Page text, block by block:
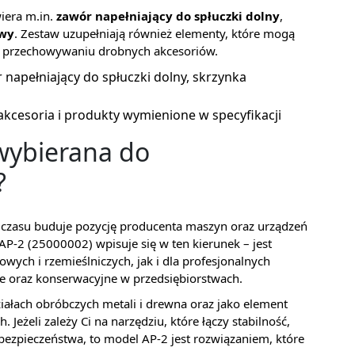
m.in. zawór napełniający do spłuczki dolny,
. Zestaw uzupełniają również elementy, które mogą
drobnych akcesoriów.
do spłuczki dolny, skrzynka
i produkty wymienione w specyfikacji
do
buduje pozycję producenta maszyn oraz urządzeń
2 (25000002) wpisuje się w ten kierunek – jest
i rzemieślniczych, jak i dla profesjonalnych
konserwacyjne w przedsiębiorstwach.
obróbczych metali i drewna oraz jako element
zależy Ci na narzędziu, które łączy stabilność,
to model AP-2 jest rozwiązaniem, które